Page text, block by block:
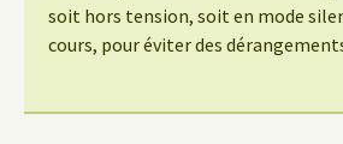
soit hors tension, soit en mode
cours, pour éviter des